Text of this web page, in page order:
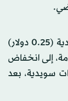
ويبلغ الخفض المقترح 2.4 كرونة سويدية (0.25 دولار)
إلى انخفاض
أو الديزل بنحو 3 كرونات سويدية، بعد